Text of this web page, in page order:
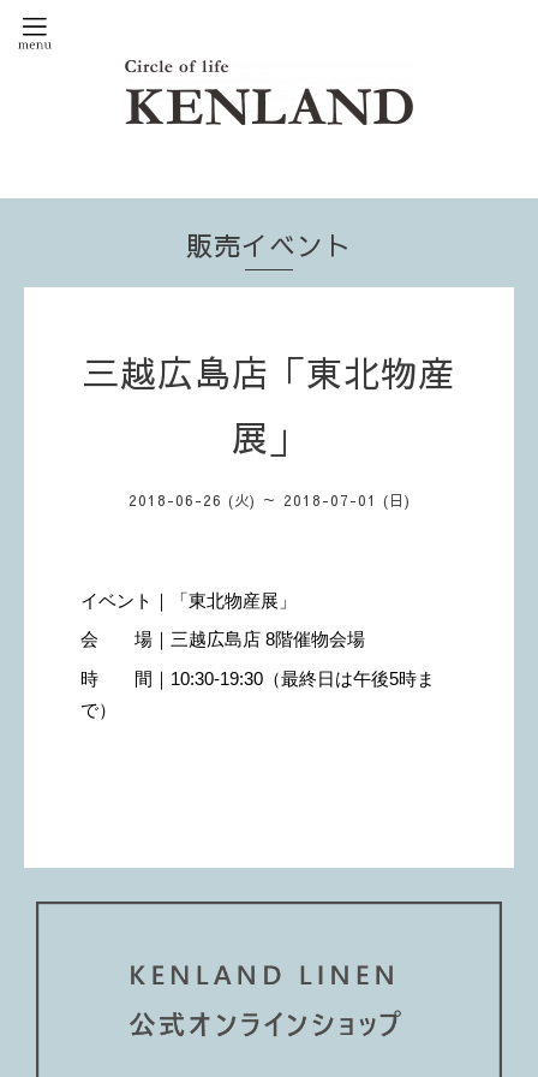
販売イベント
三越広島店「東北物産
展」
2018-06-26 (火) ～ 2018-07-01 (日)
イベント｜「東北物産展」
会 場｜三越広島店 8階催物会場
時 間｜10:30-19:30（最終日は午後5時ま
で）